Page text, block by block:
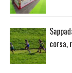
corsa,